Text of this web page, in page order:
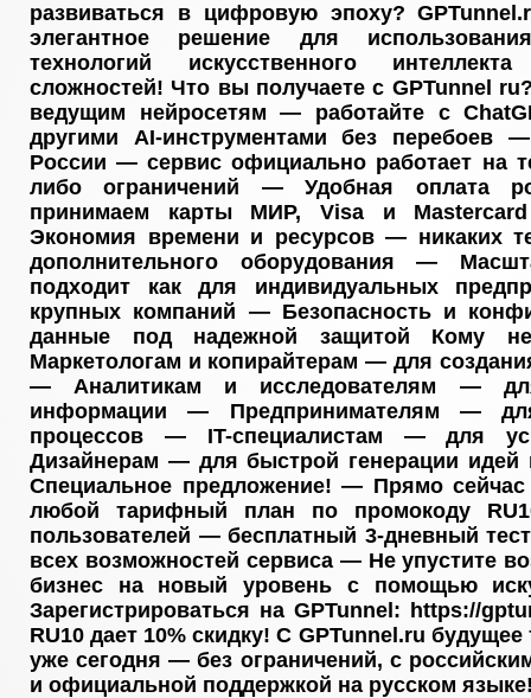
развиваться в цифровую эпоху?
элегантное решение для
технологий искусственного
сложностей! Что вы получаете с GPTunnel
ведущим нейросетям — работайте с
другими AI-инструментами без перебоев
России — сервис официально работает на
либо ограничений — Удобная оплата
принимаем карты МИР, Visa и
Экономия времени и ресурсов — никаких
дополнительного оборудования —
подходит как для индивидуальных
крупных компаний — Безопасность и
данные под надежной защитой Кому
Маркетологам и копирайтерам — для
— Аналитикам и исследователям —
информации — Предпринимателям —
процессов — IT-специалистам — для
Дизайнерам — для быстрой генерации идей
Специальное предложение! — Прямо сейчас
любой тарифный план по промокоду
пользователей — бесплатный 3-дневный
всех возможностей сервиса — Не упустите
бизнес на новый уровень с помощью
Зарегистрироваться на GPTunnel: https://
RU10 дает 10% скидку! С GPTunnel.ru
уже сегодня — без ограничений, с
и официальной поддержкой на русском